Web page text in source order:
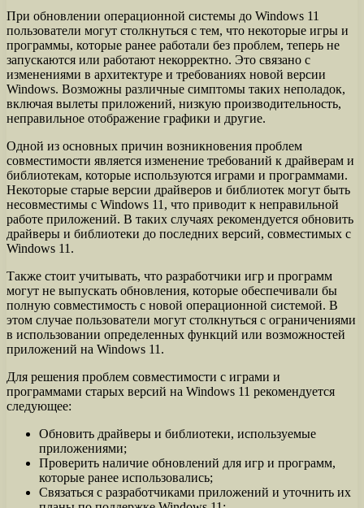
При обновлении операционной системы до Windows 11
пользователи могут столкнуться с тем, что некоторые игры и
программы, которые ранее работали без проблем, теперь не
запускаются или работают некорректно. Это связано с
изменениями в архитектуре и требованиях новой версии
Windows. Возможны различные симптомы таких неполадок,
включая вылеты приложений, низкую производительность,
неправильное отображение графики и другие.
Одной из основных причин возникновения проблем
совместимости является изменение требований к драйверам и
библиотекам, которые используются играми и программами.
Некоторые старые версии драйверов и библиотек могут быть
несовместимы с Windows 11, что приводит к неправильной
работе приложений. В таких случаях рекомендуется обновить
драйверы и библиотеки до последних версий, совместимых с
Windows 11.
Также стоит учитывать, что разработчики игр и программ
могут не выпускать обновления, которые обеспечивали бы
полную совместимость с новой операционной системой. В
этом случае пользователи могут столкнуться с ограничениями
в использовании определенных функций или возможностей
приложений на Windows 11.
Для решения проблем совместимости с играми и
программами старых версий на Windows 11 рекомендуется
следующее:
Обновить драйверы и библиотеки, используемые
приложениями;
Проверить наличие обновлений для игр и программ,
которые ранее использовались;
Связаться с разработчиками приложений и уточнить их